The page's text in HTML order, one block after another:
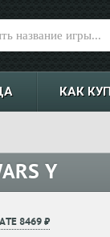
КАК
Y
8469 ₽